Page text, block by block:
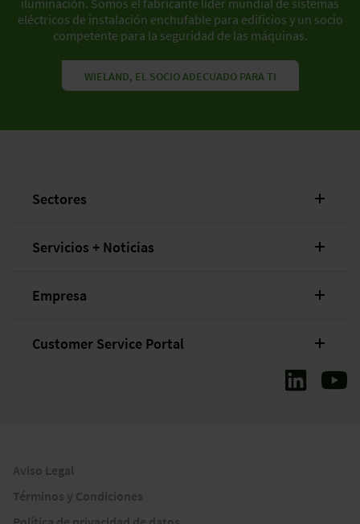
eléctricos de instalación enchufable para edificios y un socio
competente para la seguridad de las máquinas.
WIELAND, EL SOCIO ADECUADO PARA TI
Sectores
Servicios + Noticias
Empresa
Customer Service Portal
Aviso Legal
Términos y Condiciones